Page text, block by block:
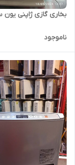
بخاری گازی ژاپنی یون ساز
ناموجود